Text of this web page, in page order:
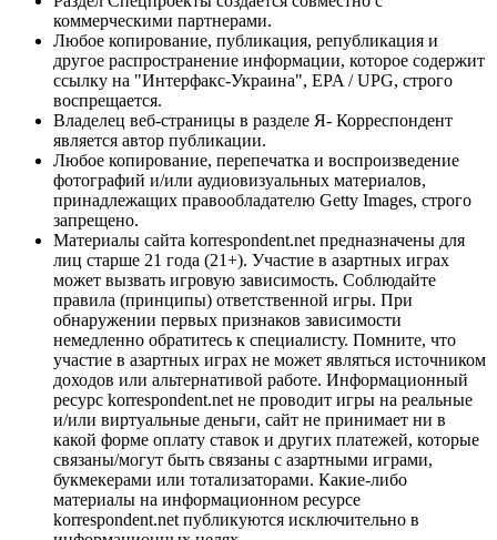
коммерческими партнерами.
Любое копирование, публикация, републикация и
другое распространение информации, которое содержит
ссылку на "Интерфакс-Украина", EPA / UPG, строго
воспрещается.
Владелец веб-страницы в разделе Я- Корреспондент
является автор публикации.
Любое копирование, перепечатка и воспроизведение
фотографий и/или аудиовизуальных материалов,
принадлежащих правообладателю Getty Images, строго
запрещено.
Материалы сайта korrespondent.net предназначены для
лиц старше 21 года (21+). Участие в азартных играх
может вызвать игровую зависимость. Соблюдайте
правила (принципы) ответственной игры. При
обнаружении первых признаков зависимости
немедленно обратитесь к специалисту. Помните, что
участие в азартных играх не может являться источником
доходов или альтернативой работе. Информационный
ресурс korrespondent.net не проводит игры на реальные
и/или виртуальные деньги, сайт не принимает ни в
какой форме оплату ставок и других платежей, которые
связаны/могут быть связаны с азартными играми,
букмекерами или тотализаторами. Какие-либо
материалы на информационном ресурсе
korrespondent.net публикуются исключительно в